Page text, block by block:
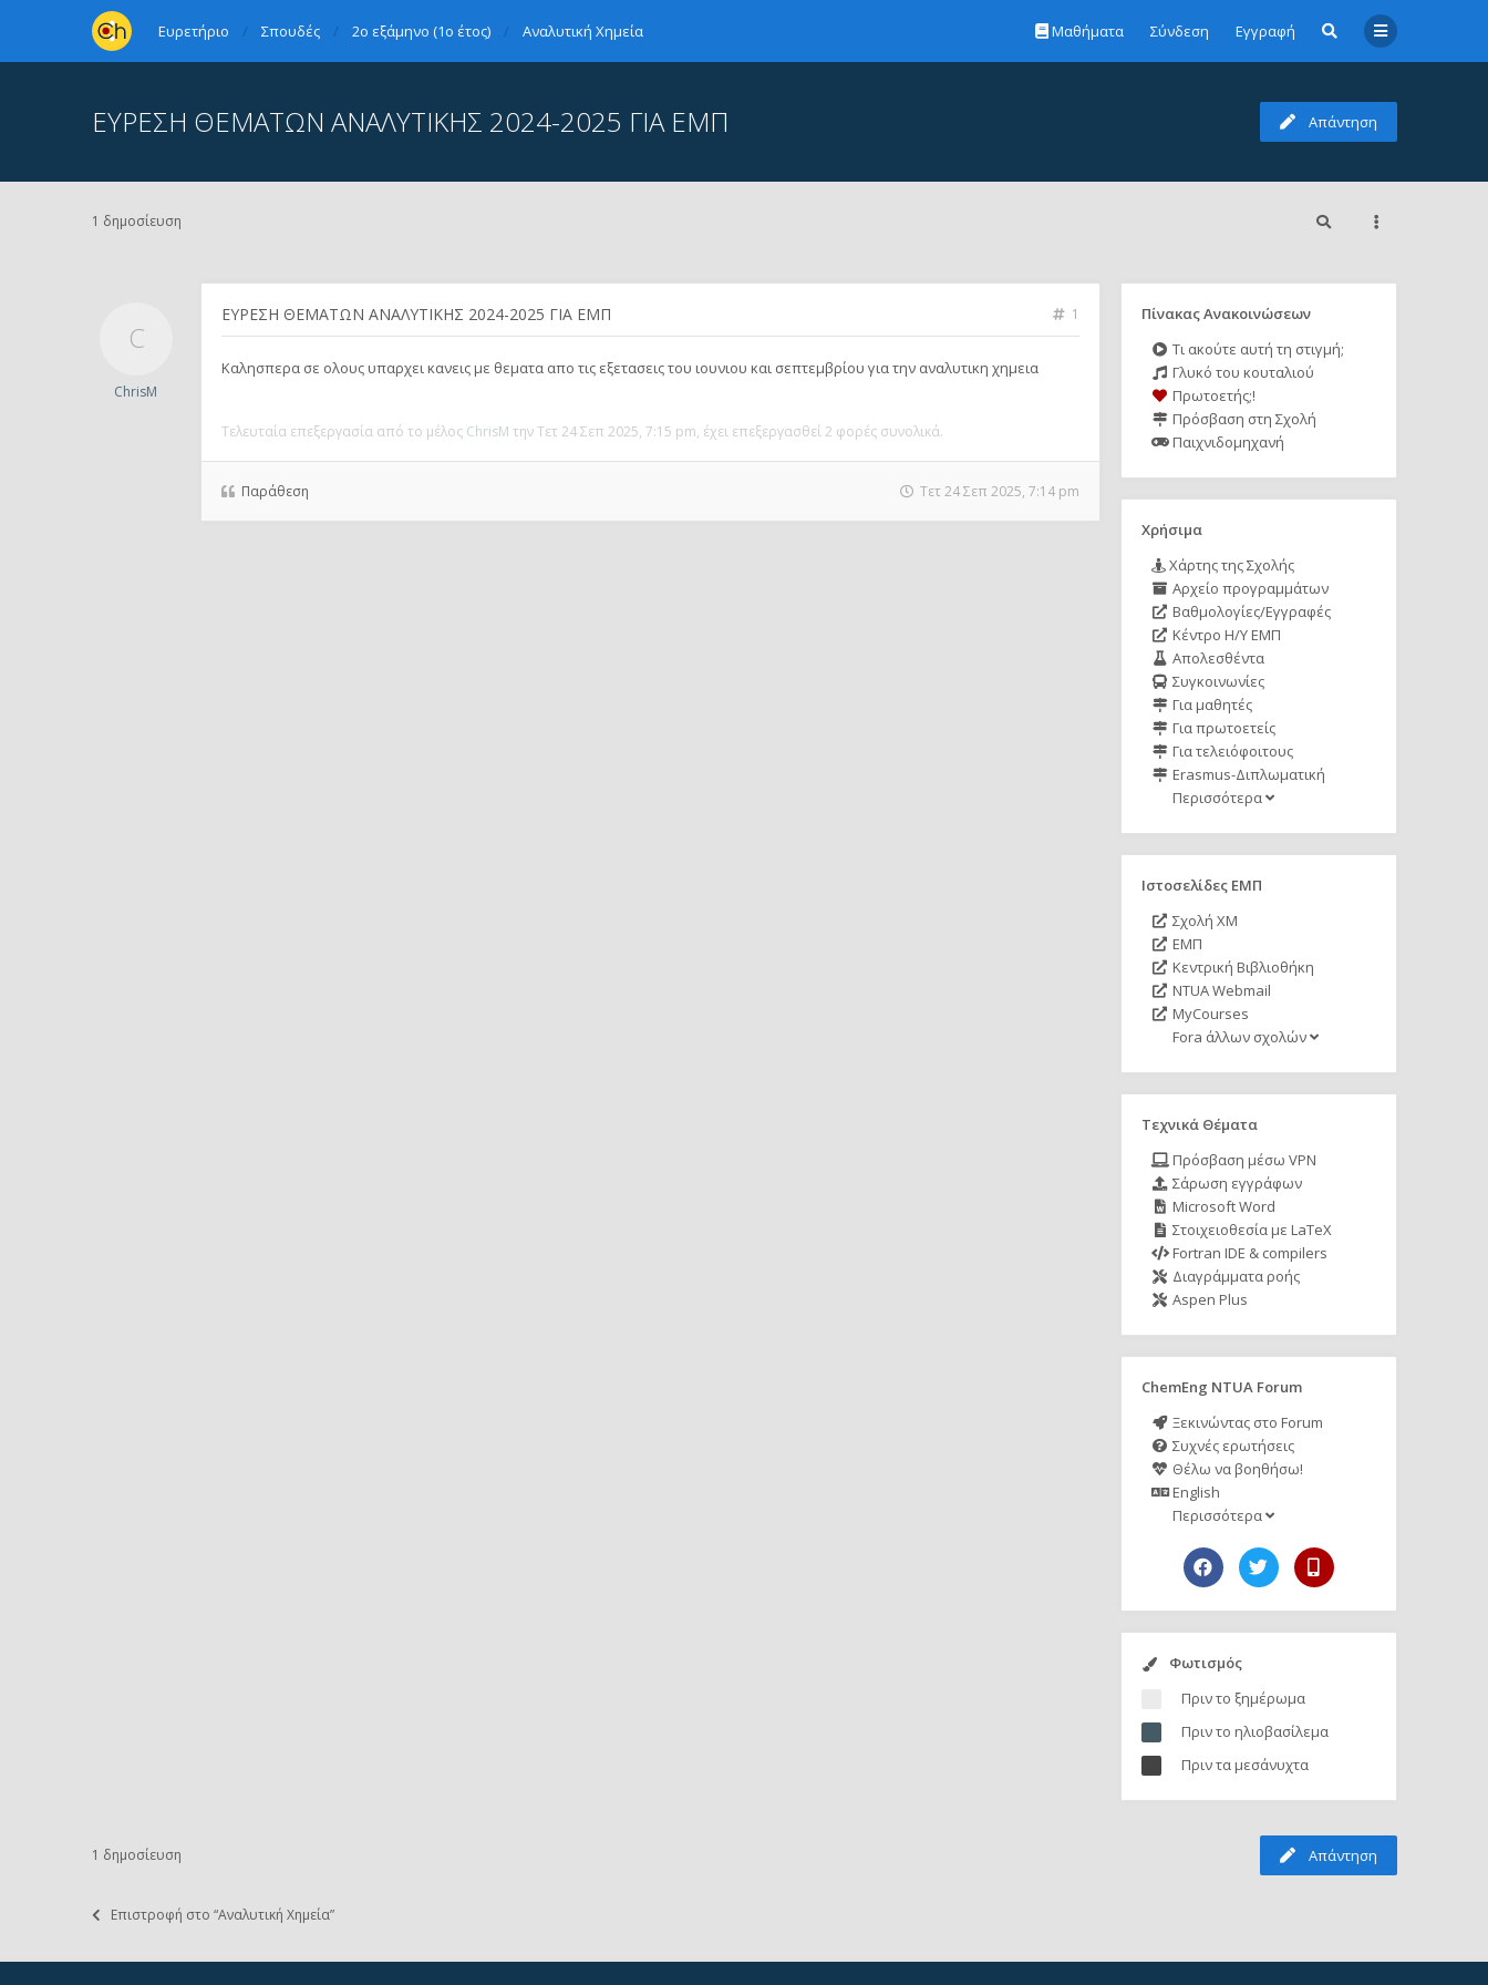
Μαθήματα Σύνδεση Εγγραφή
Ευρετήριο Σπουδές 2ο εξάμηνο (1ο έτος) Αναλυτική Χημεία
ΕΥΡΕΣΗ ΘΕΜΑΤΩΝ ΑΝΑΛΥΤΙΚΗΣ 2024-2025 ΓΙΑ ΕΜΠ Απάντηση
1 δημοσίευση
ChrisM
ΕΥΡΕΣΗ ΘΕΜΑΤΩΝ ΑΝΑΛΥΤΙΚΗΣ 2024-2025 ΓΙΑ ΕΜΠ 1
Καλησπερα σε ολους υπαρχει κανεις με θεματα απο τις εξετασεις του ιουνιου και σεπτεμβρίου για την αναλυτικη χημεια
Τελευταία επεξεργασία από το μέλος ChrisM την Τετ 24 Σεπ 2025, 7:15 pm, έχει επεξεργασθεί 2 φορές συνολικά.
Παράθεση Τετ 24 Σεπ 2025, 7:14 pm
Πίνακας Ανακοινώσεων
Τι ακούτε αυτή τη στιγμή;
Γλυκό του κουταλιού
Πρωτοετής;!
Πρόσβαση στη Σχολή
Παιχνιδομηχανή
Χρήσιμα
Χάρτης της Σχολής
Αρχείο προγραμμάτων
Βαθμολογίες/Εγγραφές
Κέντρο Η/Υ ΕΜΠ
Απολεσθέντα
Συγκοινωνίες
Για μαθητές
Για πρωτοετείς
Για τελειόφοιτους
Erasmus-Διπλωματική
Περισσότερα
Ιστοσελίδες ΕΜΠ
Σχολή ΧΜ
ΕΜΠ
Κεντρική Βιβλιοθήκη
NTUA Webmail
MyCourses
Fora άλλων σχολών
Τεχνικά Θέματα
Πρόσβαση μέσω VPN
Σάρωση εγγράφων
Microsoft Word
Στοιχειοθεσία με LaTeX
Fortran IDE & compilers
Διαγράμματα ροής
Aspen Plus
ChemEng NTUA Forum
Ξεκινώντας στο Forum
Συχνές ερωτήσεις
Θέλω να βοηθήσω!
English
Περισσότερα
Φωτισμός
Πριν το ξημέρωμα
Πριν το ηλιοβασίλεμα
Πριν τα μεσάνυχτα
1 δημοσίευση Απάντηση
Επιστροφή στο “Αναλυτική Χημεία”